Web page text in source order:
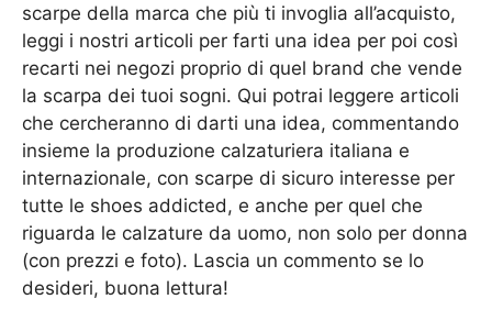
scarpe della marca che più ti invoglia all’acquisto,
leggi i nostri articoli per farti una idea per poi così
recarti nei negozi proprio di quel brand che vende
la scarpa dei tuoi sogni. Qui potrai leggere articoli
che cercheranno di darti una idea, commentando
insieme la produzione calzaturiera italiana e
internazionale, con scarpe di sicuro interesse per
tutte le shoes addicted, e anche per quel che
riguarda le calzature da uomo, non solo per donna
(con prezzi e foto). Lascia un commento se lo
desideri, buona lettura!